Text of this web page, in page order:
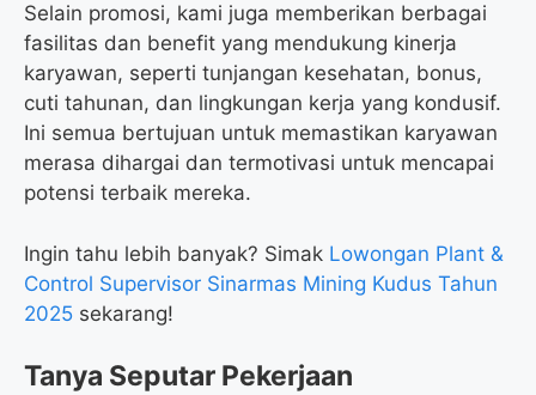
Selain promosi, kami juga memberikan berbagai
fasilitas dan benefit yang mendukung kinerja
karyawan, seperti tunjangan kesehatan, bonus,
cuti tahunan, dan lingkungan kerja yang kondusif.
Ini semua bertujuan untuk memastikan karyawan
merasa dihargai dan termotivasi untuk mencapai
potensi terbaik mereka.
Ingin tahu lebih banyak? Simak Lowongan Plant &
Control Supervisor Sinarmas Mining Kudus Tahun
2025 sekarang!
Tanya Seputar Pekerjaan